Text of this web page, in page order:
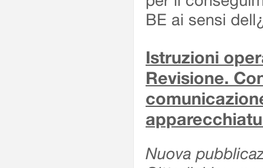
BE ai sensi
Istruzioni
Revisione.
Nuova